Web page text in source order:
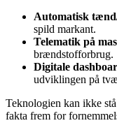
Automatisk
spild markant.
Telematik på
brændstofforbrug.
Digitale
udviklingen på
Teknologien kan ikke
fakta frem for